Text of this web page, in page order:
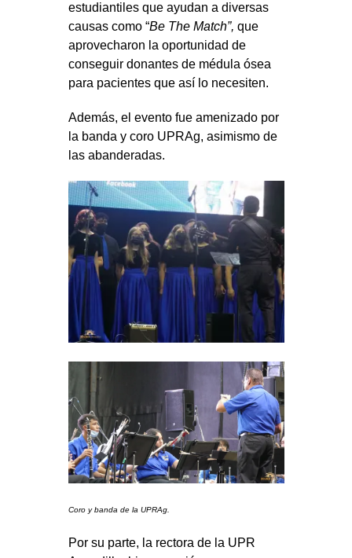
estudiantiles que ayudan a diversas
causas como “Be The Match”, que
aprovecharon la oportunidad de
conseguir donantes de médula ósea
para pacientes que así lo necesiten.
Además, el evento fue amenizado por
la banda y coro UPRAg, asimismo de
las abanderadas.
Coro y banda de la UPRAg.
Por su parte, la rectora de la UPR